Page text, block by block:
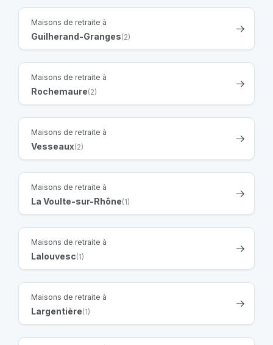
Maisons de retraite à
Guilherand-Granges(2)
Maisons de retraite à
Rochemaure(2)
Maisons de retraite à
Vesseaux(2)
Maisons de retraite à
La Voulte-sur-Rhône(1)
Maisons de retraite à
Lalouvesc(1)
Maisons de retraite à
Largentière(1)